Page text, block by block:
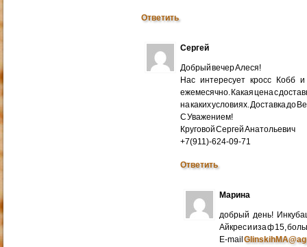
Ответить
Сергей
Добрый вечер Алеся!
Нас интересует кросс Кобб
ежемесячно. Какая цена с
на каких условиях. Доставка до
С Уважением!
Круговой Сергей Анатольевич
+7(911)-624-09-71
Ответить
Марина
добрый день!
Айкрес и иза ф 15,
E-mail